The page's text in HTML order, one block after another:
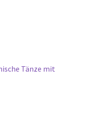
Tänze mit